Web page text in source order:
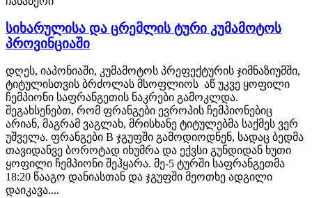
სიხარულისა და ცრემლის ტური კუმამოტოს
პროვინციაში
დღეს, იაპონიაში, კუმამოტოს პრეფექტურის ჯიმნაზიუმში,
ტიტულისთვის ბრძოლას მსოფლიოს აწ უკვე ყოფილი
ჩემპიონი საფრანგეთის ნაკრები გამოკლდა.
შეგახსენებთ, რომ ფრანგები ევროპის ჩემპიონებიც
არიან, მაგრამ ვაგლახ, მრისხანე ტიტულებმა საქმეს ვერ
უშველა. ფრანგები B ჯგუფში გამოდიოდნენ, სადაც ბედმა
თავიდანვე ბოროტად იხუმრა და ექვსი გუნდიდან ხუთი
ყოფილი ჩემპიონი შეჰყარა. მე-5 ტურში საფრანგეთმა
18:20 წააგო დანიასთან და ჯგუფში მეოთხე ადგილი
დაიკავა....